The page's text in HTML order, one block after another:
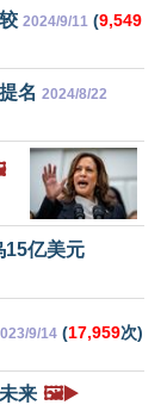
2024/9/11 (9,549
名 2024/8/22
15亿美元
9/14 (17,959次)
来 🖼️▶️